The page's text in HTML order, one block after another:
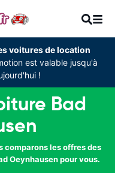
voitures de location
est valable jusqu'à
!
Bad
comparons les offres des
Oeynhausen pour vous.